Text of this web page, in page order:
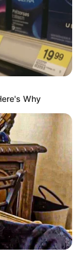
GO – kolejne
dniach także
zadebiutują
”, „Wejście 7”,
Why